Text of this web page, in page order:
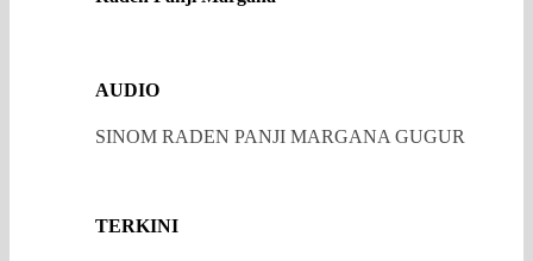
AUDIO
SINOM RADEN PANJI MARGANA GUGUR
TERKINI